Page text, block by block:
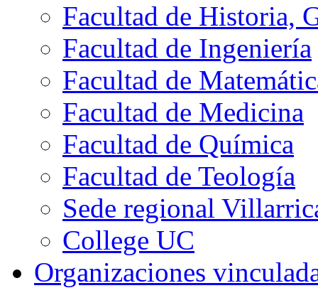
Facultad de Historia,
Facultad de Ingeniería
Facultad de
Facultad de Medicina
Facultad de Química
Facultad de Teología
Sede regional
College UC
Organizaciones